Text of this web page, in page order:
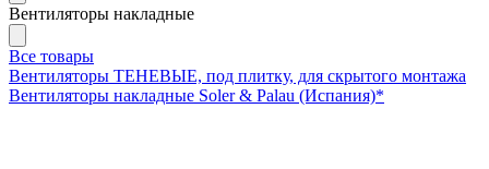
Вентиляторы накладные
Все товары
Вентиляторы ТЕНЕВЫЕ, под плитку, для скрытого монтажа
Вентиляторы накладные Soler & Palau (Испания)*